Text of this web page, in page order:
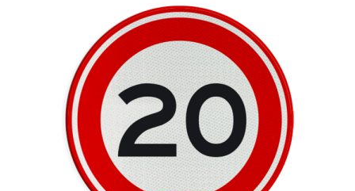
Deze
optie
kan
gekozen
worden
op
de
productpagina